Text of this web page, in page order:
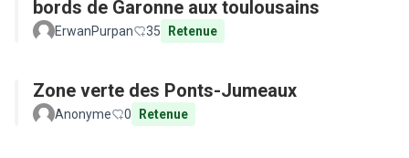
bords de Garonne aux toulousains
ErwanPurpan 35 Retenue
Zone verte des Ponts-Jumeaux
Anonyme 0 Retenue